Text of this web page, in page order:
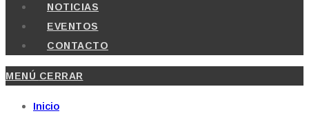
NOTICIAS
EVENTOS
CONTACTO
MENÚ CERRAR
Inicio